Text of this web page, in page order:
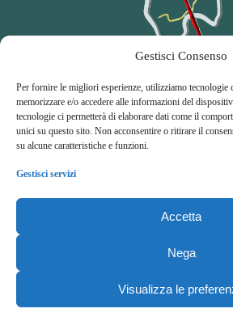
Gestisci Consenso
Per fornire le migliori esperienze, utilizziamo tecnologie
memorizzare e/o accedere alle informazioni del
tecnologie ci permetterà di elaborare dati come il
unici su questo sito. Non acconsentire o ritirare il
su alcune caratteristiche e funzioni.
Gestisci servizi
Accetta
Nega
Visualizza le
Amici del Cammino di
Associazione di
Top